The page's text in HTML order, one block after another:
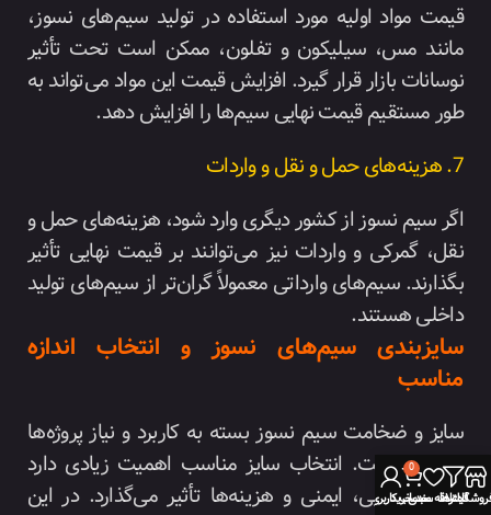
قیمت مواد اولیه مورد استفاده در تولید سیم‌های نسوز،
مانند مس، سیلیکون و تفلون، ممکن است تحت تأثیر
نوسانات بازار قرار گیرد. افزایش قیمت این مواد می‌تواند به
طور مستقیم قیمت نهایی سیم‌ها را افزایش دهد.
7. هزینه‌های حمل و نقل و واردات
اگر سیم نسوز از کشور دیگری وارد شود، هزینه‌های حمل و
نقل، گمرکی و واردات نیز می‌توانند بر قیمت نهایی تأثیر
بگذارند. سیم‌های وارداتی معمولاً گران‌تر از سیم‌های تولید
داخلی هستند.
سایزبندی سیم‌های نسوز و انتخاب اندازه
مناسب
سایز و ضخامت سیم نسوز بسته به کاربرد و نیاز پروژه‌ها
متفاوت است. انتخاب سایز مناسب اهمیت زیادی دارد
زیرا بر کارایی، ایمنی و هزینه‌ها تأثیر می‌گذارد. در این
فیلترها
علاقه مندی
0
سبد خرید
حساب کاربری من